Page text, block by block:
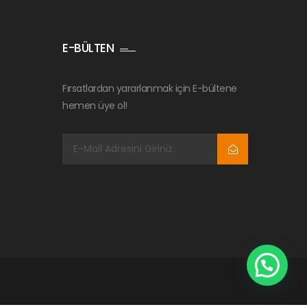
E-BÜLTEN
Fırsatlardan yararlanmak için E-bültene
hemen üye ol!